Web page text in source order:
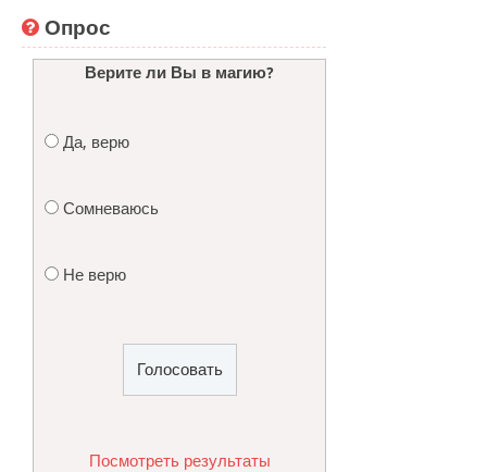
Опрос
Верите ли Вы в магию?
Да, верю
Сомневаюсь
Не верю
Посмотреть результаты